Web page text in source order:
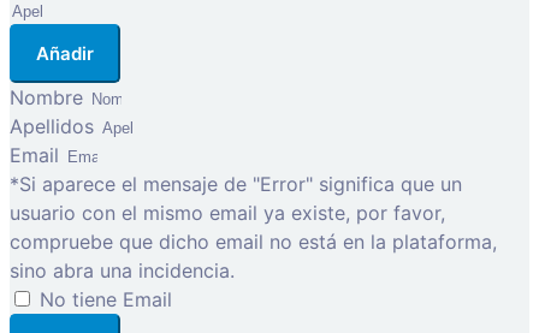
Añadir
Nombre
Apellidos
Email
*Si aparece el mensaje de "Error" significa que un
usuario con el mismo email ya existe, por favor,
compruebe que dicho email no está en la plataforma,
sino abra una incidencia.
No tiene Email